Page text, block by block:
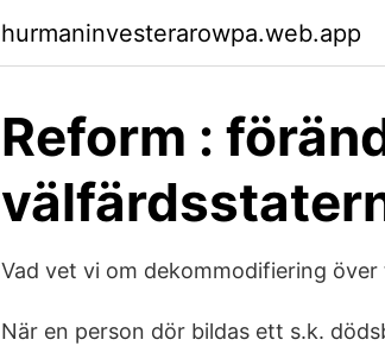
hurmaninvesterarowpa.web.app
Reform :
Vad vet vi om dekommodifiering
När en person dör bildas ett s.k.